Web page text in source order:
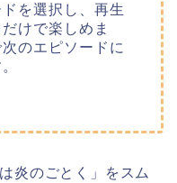
を選択し、再生
けで楽しめま
のエピソードに
炎のごとく」
をスム